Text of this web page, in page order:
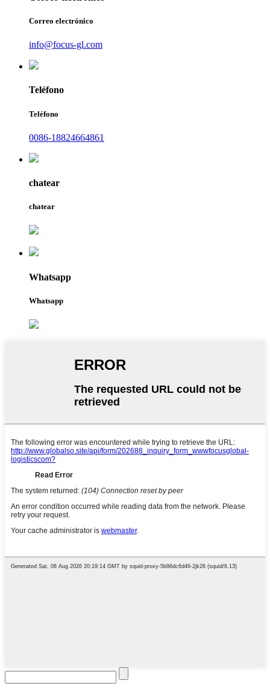
Correo electrónico
info@focus-gl.com
Teléfono
Teléfono
0086-18824664861
chatear
chatear
Whatsapp
Whatsapp